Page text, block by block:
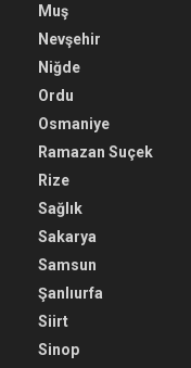
Muş
Nevşehir
Niğde
Ordu
Osmaniye
Ramazan Suçek
Rize
Sağlık
Sakarya
Samsun
Şanlıurfa
Siirt
Sinop